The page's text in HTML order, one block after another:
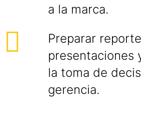
a la marca.
Preparar
presentaciones
la toma de
gerencia.